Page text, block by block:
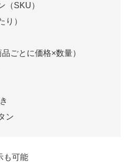
（SKU）
り）
ごとに価格×数量）
ン
も可能